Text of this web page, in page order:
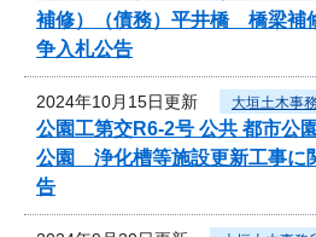
補修）（債務）平井橋 橋梁補
争入札公告
2024年10月15日更新 大垣土木事
公園工第交R6-2号 公共 都市公
公園 浄化槽等施設更新工事に
告